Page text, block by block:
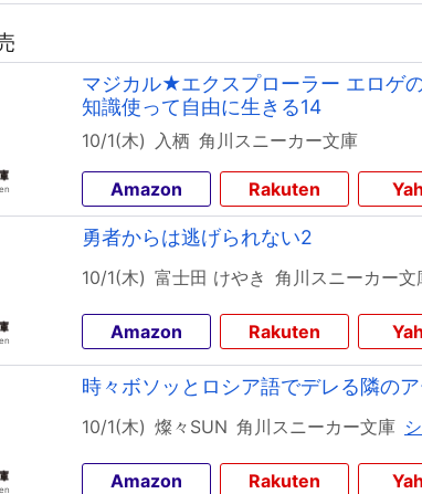
マジカル★エクスプローラー エロゲ
知識使って自由に生きる14
10/1(木) 入栖 角川スニーカー文庫
Amazon Rakuten
勇者からは逃げられない2
10/1(木) 富士田 けやき 角川スニーカー文
Amazon Rakuten
時々ボソッとロシア語でデレる隣の
10/1(木) 燦々SUN 角川スニーカー文庫
Amazon Rakuten